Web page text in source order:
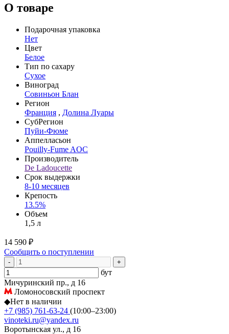
О товаре
Подарочная упаковка
Нет
Цвет
Белое
Тип по сахару
Сухое
Виноград
Совиньон Блан
Регион
Франция , Долина Луары
СубРегион
Пуйи-Фюме
Аппелласьон
Pouilly-Fume AOC
Производитель
De Ladoucette
Срок выдержки
8-10 месяцев
Крепость
13.5%
Объем
1,5 л
14 590 ₽
Сообщить о поступлении
- +
бут
Мичуринский пр., д 16
Ломоносовский проспект
◆Нет в наличии
+7 (985) 761-63-24 (10:00–23:00)
vinoteki.ru@yandex.ru
Воротынская ул., д 16